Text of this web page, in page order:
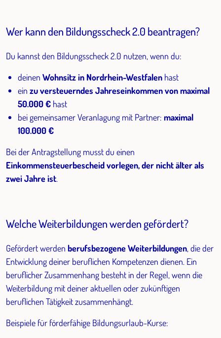
Wer kann den Bildungsscheck 2.0 beantragen?
Du kannst den Bildungsscheck 2.0 nutzen, wenn du:
deinen Wohnsitz in Nordrhein-Westfalen hast
ein zu versteuerndes Jahreseinkommen von maximal
50.000 € hast
bei gemeinsamer Veranlagung mit Partner: maximal
100.000 €
Bei der Antragstellung musst du einen
Einkommensteuerbescheid vorlegen, der nicht älter als
zwei Jahre ist.
Welche Weiterbildungen werden gefördert?
Gefördert werden berufsbezogene Weiterbildungen, die der
Entwicklung deiner beruflichen Kompetenzen dienen. Ein
beruflicher Zusammenhang besteht in der Regel, wenn die
Weiterbildung mit deiner aktuellen oder zukünftigen
beruflichen Tätigkeit zusammenhängt.
Beispiele für förderfähige Bildungsurlaub-Kurse: